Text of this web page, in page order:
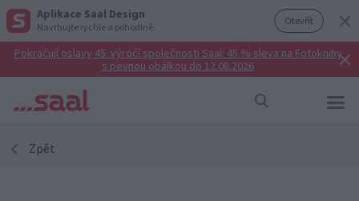
Aplikace Saal Design
Navrhujte rychle a pohodlně. Otevřít
Pokračují oslavy 45. výročí společnosti Saal: 45 % sleva na Fotoknihy
s pevnou obálkou do 12.08.2026
Zpět